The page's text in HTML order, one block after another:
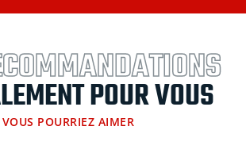
POUR VOUS
VOUS POURRIEZ AIMER